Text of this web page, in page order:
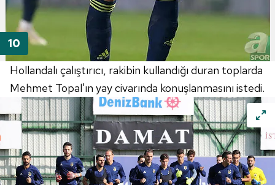
Hollandalı çalıştırıcı, rakibin kullandığı duran toplarda
Mehmet Topal'ın yay civarında konuşlanmasını istedi.